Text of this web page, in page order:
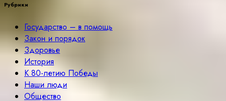
Рубрики
Государство – в помощь
Закон и порядок
Здоровье
История
К 80-летию Победы
Наши люди
Общество